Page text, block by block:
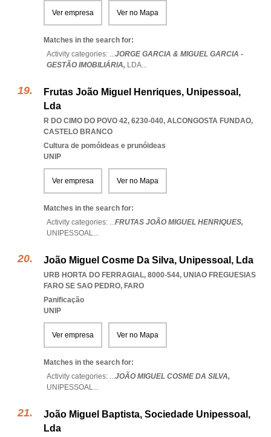
Ver empresa Ver no Mapa
Matches in the search for:
Activity categories: ...JORGE GARCIA & MIGUEL GARCIA -
GESTÃO IMOBILIÁRIA, LDA...
Frutas João Miguel Henriques, Unipessoal,
Lda
R DO CIMO DO POVO 42, 6230-040, ALCONGOSTA FUNDAO,
CASTELO BRANCO
Cultura de pomóideas e prunóideas
UNIP
Ver empresa Ver no Mapa
Matches in the search for:
Activity categories: ...FRUTAS JOÃO MIGUEL HENRIQUES,
UNIPESSOAL...
João Miguel Cosme Da Silva, Unipessoal, Lda
URB HORTA DO FERRAGIAL, 8000-544, UNIAO FREGUESIAS
FARO SE SAO PEDRO, FARO
Panificação
UNIP
Ver empresa Ver no Mapa
Matches in the search for:
Activity categories: ...JOÃO MIGUEL COSME DA SILVA,
UNIPESSOAL...
João Miguel Baptista, Sociedade Unipessoal,
Lda